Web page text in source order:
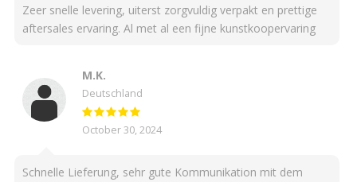
Zeer snelle levering, uiterst zorgvuldig verpakt en prettige
aftersales ervaring. Al met al een fijne kunstkoopervaring
M.K.
Deutschland
October 30, 2024
Schnelle Lieferung, sehr gute Kommunikation mit dem